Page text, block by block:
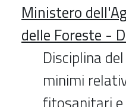
Ministero
delle Foreste -
Disciplina
minimi